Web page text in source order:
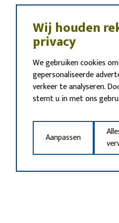
Wij houden
privacy
We gebruiken cookies
gepersonaliseerde
verkeer te analyseren.
stemt u in met ons
Aanpassen